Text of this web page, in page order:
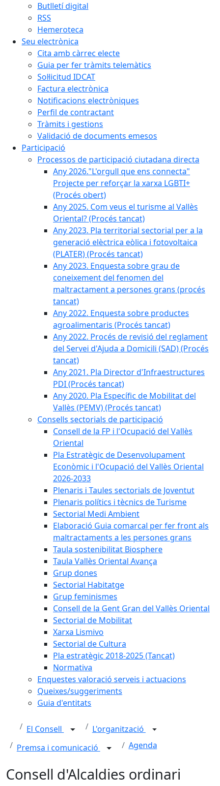
Butlletí digital
RSS
Hemeroteca
Seu electrònica
Cita amb càrrec electe
Guia per fer tràmits telemàtics
Sol·licitud IDCAT
Factura electrònica
Notificacions electròniques
Perfil de contractant
Tràmits i gestions
Validació de documents emesos
Participació
Processos de participació ciutadana directa
Any 2026."L'orgull que ens connecta"
Projecte per reforçar la xarxa LGBTI+
(Procés obert)
Any 2025. Com veus el turisme al Vallès
Oriental? (Procés tancat)
Any 2023. Pla territorial sectorial per a la
generació elèctrica eòlica i fotovoltaica
(PLATER) (Procés tancat)
Any 2023. Enquesta sobre grau de
coneixement del fenomen del
maltractament a persones grans (procés
tancat)
Any 2022. Enquesta sobre productes
agroalimentaris (Procés tancat)
Any 2022. Procés de revisió del reglament
del Servei d'Ajuda a Domicili (SAD) (Procés
tancat)
Any 2021. Pla Director d'Infraestructures
PDI (Procés tancat)
Any 2020. Pla Específic de Mobilitat del
Vallès (PEMV) (Procés tancat)
Consells sectorials de participació
Consell de la FP i l'Ocupació del Vallès
Oriental
Pla Estratègic de Desenvolupament
Econòmic i l'Ocupació del Vallès Oriental
2026-2033
Plenaris i Taules sectorials de Joventut
Plenaris polítics i tècnics de Turisme
Sectorial Medi Ambient
Elaboració Guia comarcal per fer front als
maltractaments a les persones grans
Taula sostenibilitat Biosphere
Taula Vallès Oriental Avança
Grup dones
Sectorial Habitatge
Grup feminismes
Consell de la Gent Gran del Vallès Oriental
Sectorial de Mobilitat
Xarxa Lismivo
Sectorial de Cultura
Pla estratègic 2018-2025 (Tancat)
Normativa
Enquestes valoració serveis i actuacions
Queixes/suggeriments
Guia d'entitats
El Consell
L'organització
Premsa i comunicació
Agenda
Consell d'Alcaldies ordinari